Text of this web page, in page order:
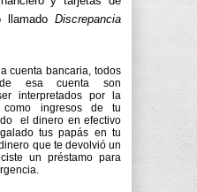
llamado Discrepancia
cuenta bancaria, todos
esa cuenta son
interpretados por la
como ingresos de tu
el dinero en efectivo
tus papás en tu
que te devolvió un
un préstamo para